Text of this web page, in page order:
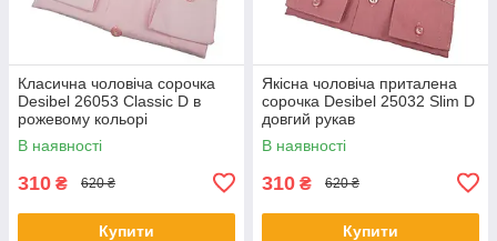
Класична чоловіча сорочка
Desibel 26053 Classic D в
рожевому кольорі
В наявності
310 ₴ 620 ₴
Купити
Якісна чоловіча приталена
сорочка Desibel 25032 Slim D
довгий рукав
В наявності
310 ₴ 620 ₴
Купити